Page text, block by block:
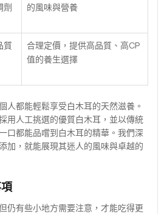
劑
的風味與營養
質
合理定價，提供高品質、高CP
值的養生選擇
人都能輕鬆享受白木耳的天然滋養。
用人工挑選的優質白木耳，並以傳統
口都能品嚐到白木耳的精華。我們深
加，就能展現其迷人的風味與卓越的
仍有些小地方需要注意，才能吃得更